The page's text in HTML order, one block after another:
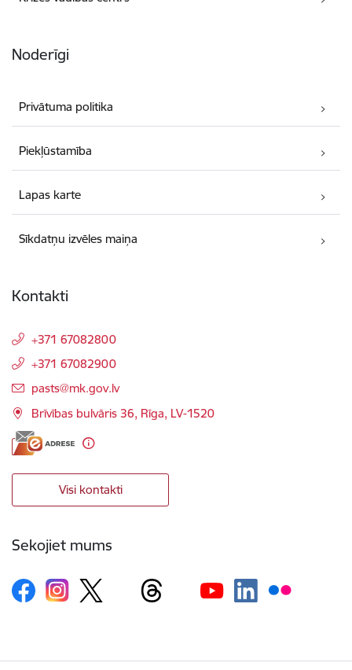
Noderīgi
Privātuma politika
Piekļūstamība
Lapas karte
Sīkdatņu izvēles maiņa
Kontakti
+371 67082800
+371 67082900
E-pasts:
pasts@mk.gov.lv
Brīvības bulvāris 36, Rīga, LV-1520
Visi kontakti
Sekojiet mums